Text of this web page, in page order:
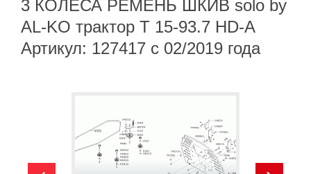
3 КОЛЕСА РЕМЕНЬ ШКИВ solo by
AL-KO трактор T 15-93.7 HD-A
Артикул: 127417 с 02/2019 года